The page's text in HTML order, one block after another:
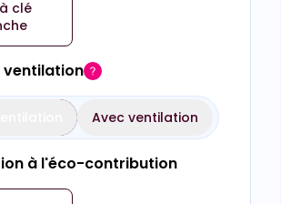
clé
ventilation
Avec ventilation
à l'éco-contribution